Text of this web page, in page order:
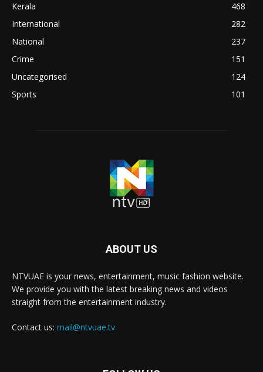
Kerala
468
International
282
National
237
Crime
151
Uncategorised
124
Sports
101
ABOUT US
NTVUAE is your news, entertainment, music fashion website.
We provide you with the latest breaking news and videos
straight from the entertainment industry.
Contact us: mail@ntvuae.tv